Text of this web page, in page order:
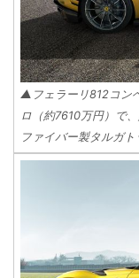
▲フェラーリ812コン
ロ（約7610万円）で
ファイバー製タルガ